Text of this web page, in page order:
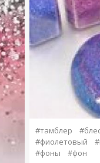
#тамблер
#фиолетовый
#фоны
#фон